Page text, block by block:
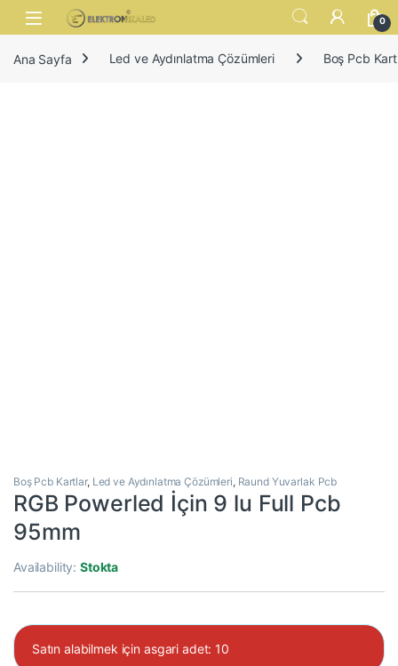
Skip to navigation
Skip to content
Open 0
Ana Sayfa Led ve Aydınlatma Çözümleri Boş Pcb
Boş Pcb Kartlar, Led ve Aydınlatma Çözümleri, Raund Yuvarlak Pcb
RGB Powerled İçin 9 lu Full Pcb
95mm
Availability:Stokta
Satın alabilmek için asgari adet: 10